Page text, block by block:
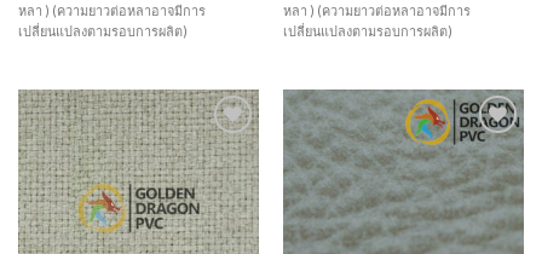
หลา ) (ความยาวต่อหลาอาจมีการ
เปลี่ยนแปลงตามรอบการผลิต)
หลา ) (ความยาวต่อหลาอาจมีการ
เปลี่ยนแปลงตามรอบการผลิต)
Add to
Wishlist
Add to
Wishlist